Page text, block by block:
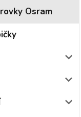
Osram